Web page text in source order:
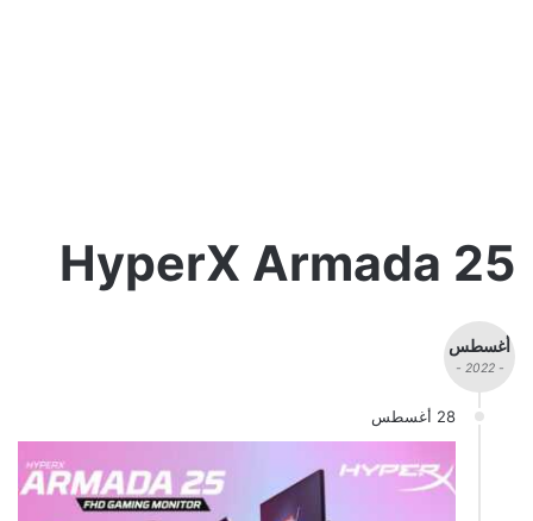
HyperX Armada 25
أغسطس
- 2022 -
28 أغسطس